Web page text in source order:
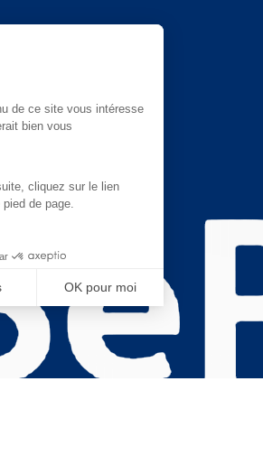
de ce site vous intéresse
bien vous
cliquez sur le lien
de page.
OK pour moi
: Personnalisez vos Options
et de gérer vos paramètres de